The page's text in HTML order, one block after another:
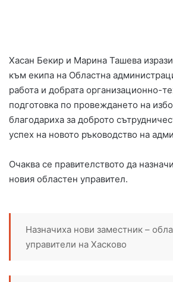
Хасан Бекир и Марина Ташева
към екипа на Областна
работа и добрата организационно-
подготовка по провеждането на
благодариха за доброто
успех на новото ръководство на
Очаква се правителството да
новия областен управител.
Назначиха нови заместник –
управители на Хасково